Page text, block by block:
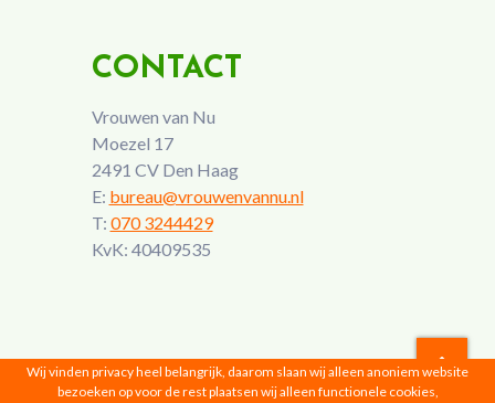
CONTACT
Vrouwen van Nu
Moezel 17
2491 CV Den Haag
E: bureau@vrouwenvannu.nl
T: 070 3244429
KvK: 40409535
Wij vinden privacy heel belangrijk, daarom slaan wij alleen anoniem website
bezoeken op voor de rest plaatsen wij alleen functionele cookies,